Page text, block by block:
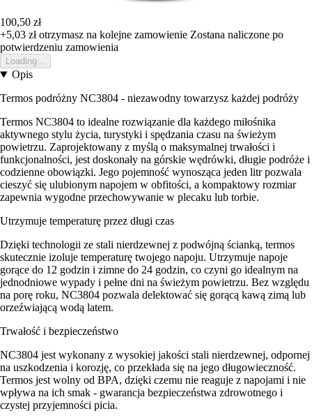
100,50 zł
+5,03 złotrzymasz na kolejne zamowienie Zostana naliczone po
potwierdzeniu zamowienia
Loading...
Opis
Termos podróżny NC3804 - niezawodny towarzysz każdej podróży
Termos NC3804 to idealne rozwiązanie dla każdego miłośnika
aktywnego stylu życia, turystyki i spędzania czasu na świeżym
powietrzu. Zaprojektowany z myślą o maksymalnej trwałości i
funkcjonalności, jest doskonały na górskie wędrówki, długie podróże i
codzienne obowiązki. Jego pojemność wynosząca jeden litr pozwala
cieszyć się ulubionym napojem w obfitości, a kompaktowy rozmiar
zapewnia wygodne przechowywanie w plecaku lub torbie.
Utrzymuje temperaturę przez długi czas
Dzięki technologii ze stali nierdzewnej z podwójną ścianką, termos
skutecznie izoluje temperaturę twojego napoju. Utrzymuje napoje
gorące do 12 godzin i zimne do 24 godzin, co czyni go idealnym na
jednodniowe wypady i pełne dni na świeżym powietrzu. Bez względu
na porę roku, NC3804 pozwala delektować się gorącą kawą zimą lub
orzeźwiającą wodą latem.
Trwałość i bezpieczeństwo
NC3804 jest wykonany z wysokiej jakości stali nierdzewnej, odpornej
na uszkodzenia i korozję, co przekłada się na jego długowieczność.
Termos jest wolny od BPA, dzięki czemu nie reaguje z napojami i nie
wpływa na ich smak - gwarancja bezpieczeństwa zdrowotnego i
czystej przyjemności picia.